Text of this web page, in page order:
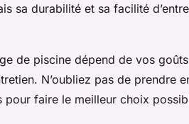
sa durabilité et sa facilité
de piscine dépend de vos
N’oubliez pas de prendre
faire le meilleur choix